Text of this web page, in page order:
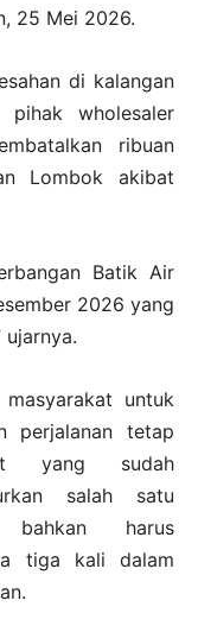
25 Mei 2026.
di kalangan
pihak wholesaler
ribuan
Lombok akibat
Batik Air
2026 yang
ujarnya.
untuk
perjalanan tetap
yang sudah
salah satu
harus
tiga kali dalam